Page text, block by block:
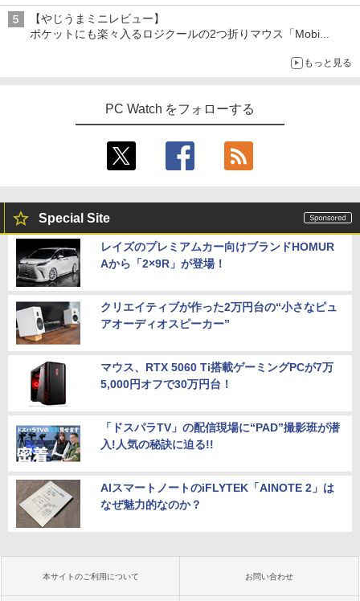
【やじうまミニレビュー】
ポケットにも楽々入るロジクールの2つ折りマウス「Mobi
もっと見る
PC Watch をフォローする
Special Site
レイズのプレミアムカー向けブランドHOMUR
Aから「2×9R」が登場！
クリエイティブが作った2万円台の“小さなピュ
アオーディオスピーカー”
マウス、RTX 5060 Ti搭載ゲーミングPCが7万
5,000円オフで30万円台！
「ドスパラTV」の配信現場に“PAD”撮影班が潜
入!人気の秘訣に迫る!!
AIスマートノートのiFLYTEK「AINOTE 2」は
なぜ魅力的なのか？
本サイトのご利用について お問い合わせ